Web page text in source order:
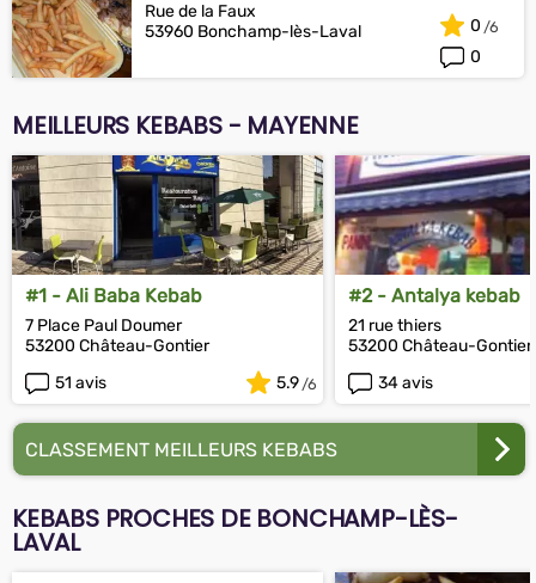
Rue de la Faux
53960 Bonchamp-lès-Laval
0
0
MEILLEURS KEBABS - MAYENNE
#1 - Ali Baba Kebab
7 Place Paul Doumer
53200 Château-Gontier
51 avis
5.9
#2 - Antalya kebab
21 rue thiers
53200 Château-Gontier
34 avis
CLASSEMENT MEILLEURS KEBABS
KEBABS PROCHES DE BONCHAMP-LÈS-
LAVAL